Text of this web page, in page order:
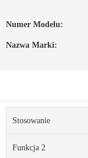
Numer Modelu:
Nazwa Marki:
Stosowanie
Funkcja 2